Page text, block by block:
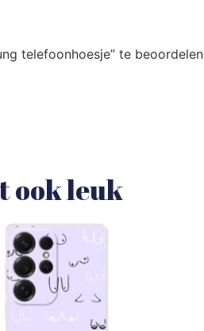
telefoonhoesje” te beoordelen
ook leuk